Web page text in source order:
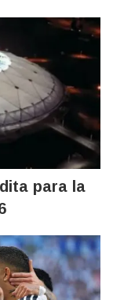
para la